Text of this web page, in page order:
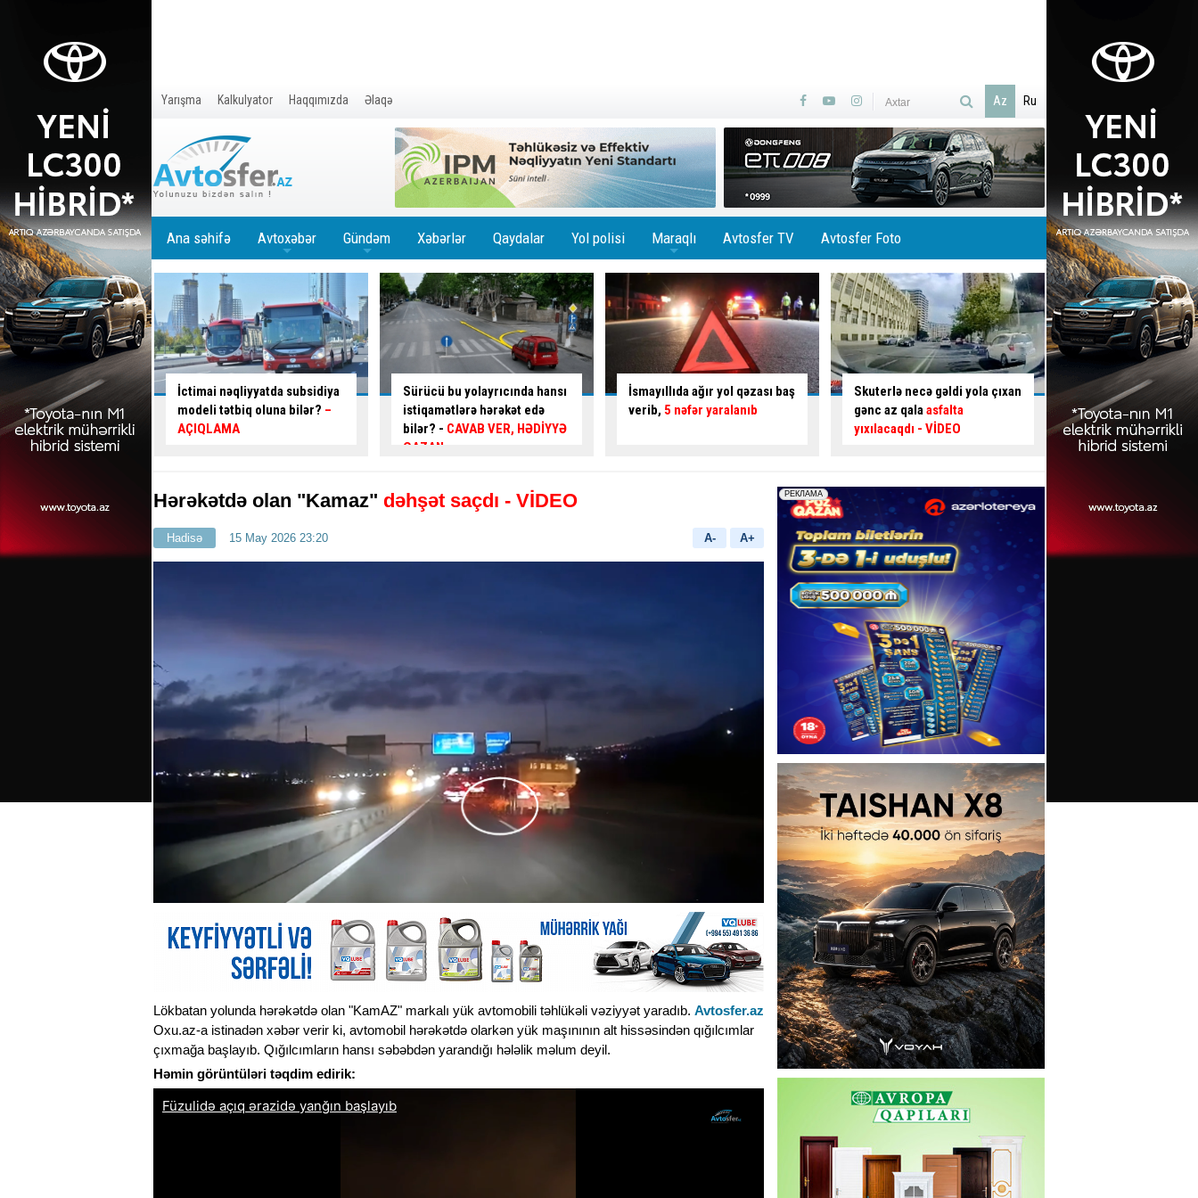
Yarışma Kalkulyator Haqqımızda Əlaqə Az Ru
Ana səhifə Avtoxəbər Gündəm Xəbərlər Qaydalar Yol polisi Maraqlı Avtosfer TV Avtosfer Foto
subsidiya
oluna bilər?–
Sürücü bu yolayrıcında hansı
istiqamətlərə hərəkət edə
bilər? -CAVAB VER, HƏDİYYƏ
İsmayıllıda ağır yol qəzası baş
verib,5 nəfər yaralanıb
Skuterlə necə gəldi yola çıxan
gənc az qalaasfalta
İsti hava avtomobilə necə
təsir edir? –Usta AÇIQLADI
Ölümlə yadda qalan
təhlükəli ötmə -
şəraiti yaratdı-
Hərəkətdə olan "Kamaz" dəhşət saçdı - VİDEO
Hadisə 15 May 2026 23:20 A- A+
Lökbatan yolunda hərəkətdə olan "KamAZ" markalı yük avtomobili təhlükəli vəziyyət yaradıb. Avtosfer.az
Oxu.az-a istinadən xəbər verir ki, avtomobil hərəkətdə olarkən yük maşınının alt hissəsindən qığılcımlar
çıxmağa başlayıb. Qığılcımların hansı səbəbdən yarandığı hələlik məlum deyil.
Həmin görüntüləri təqdim edirik: